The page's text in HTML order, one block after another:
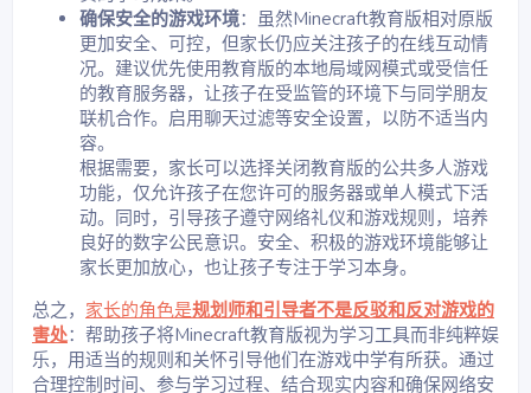
确保安全的游戏环境：虽然Minecraft教育版相对原版
更加安全、可控，但家长仍应关注孩子的在线互动情
况。建议优先使用教育版的本地局域网模式或受信任
的教育服务器，让孩子在受监管的环境下与同学朋友
联机合作。启用聊天过滤等安全设置，以防不适当内
容。
根据需要，家长可以选择关闭教育版的公共多人游戏
功能，仅允许孩子在您许可的服务器或单人模式下活
动。同时，引导孩子遵守网络礼仪和游戏规则，培养
良好的数字公民意识。安全、积极的游戏环境能够让
家长更加放心，也让孩子专注于学习本身。
总之， 家长的角色是规划师和引导者不是反驳和反对游戏的
害处：帮助孩子将Minecraft教育版视为学习工具而非纯粹娱
乐，用适当的规则和关怀引导他们在游戏中学有所获。通过
合理控制时间、参与学习过程、结合现实内容和确保网络安